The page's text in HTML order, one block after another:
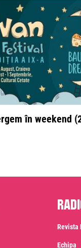
în weekend
Revista
Echipa